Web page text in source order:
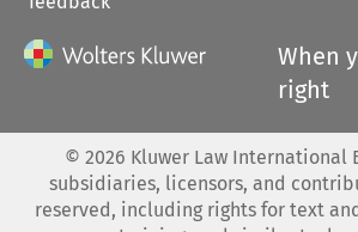
When
right
© 2026 Kluwer Law International
subsidiaries, licensors, and
reserved, including rights for text